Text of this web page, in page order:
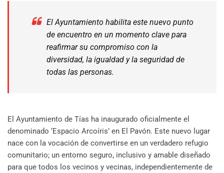
El Ayuntamiento habilita este nuevo punto
de encuentro en un momento clave para
reafirmar su compromiso con la
diversidad, la igualdad y la seguridad de
todas las personas.
El Ayuntamiento de Tías ha inaugurado oficialmente el
denominado ‘Espacio Arcoíris’ en El Pavón. Este nuevo lugar
nace con la vocación de convertirse en un verdadero refugio
comunitario; un entorno seguro, inclusivo y amable diseñado
para que todos los vecinos y vecinas, independientemente de